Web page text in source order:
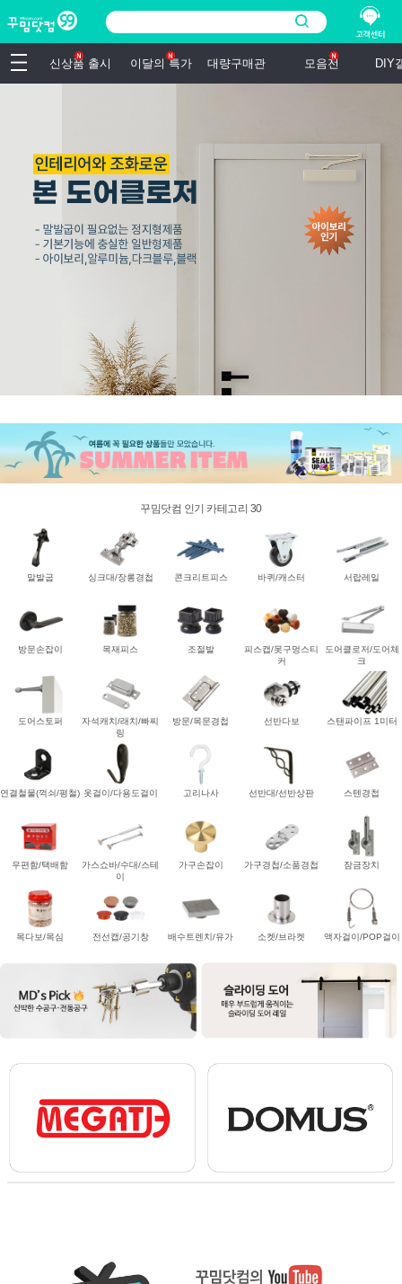
신상품 출시 이달의 특가 대량구매관 모음전 DIY
꾸밈닷컴 인기 카테고리 30
말발굽 싱크대/장롱경첩 콘크리트피스 바퀴/캐스터 서랍레일
방문손잡이 목재피스 조절발
피스캡/못구멍스티
커
도어클로저/도어체
크
도어스토퍼
자석캐치/래치/빠찌
링
방문/목문경첩 선반다보 스탠파이프 1미터
연결철물(꺽쇠/평철) 옷걸이/다용도걸이 고리나사 선반대/선반상판 스텐경첩
우편함/택배함
가스쇼바/수대/스테
이
가구손잡이 가구경첩/소품경첩 잠금장치
목다보/목심 전선캡/공기창 배수트렌치/유가 소켓/브라켓 액자걸이/POP걸이